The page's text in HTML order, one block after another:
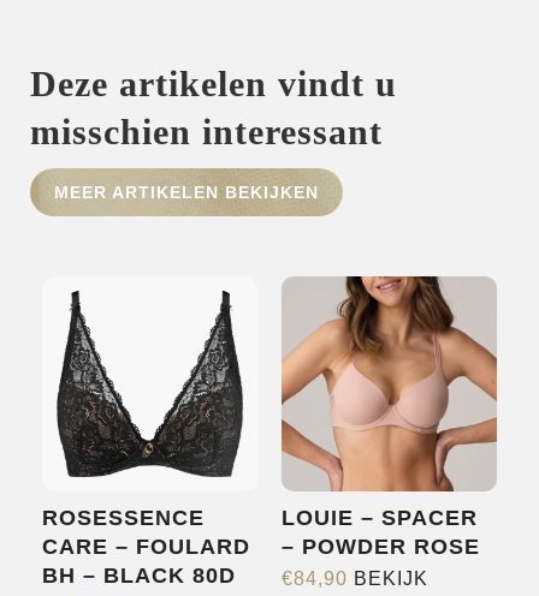
HOME
OVER ONS
MERKEN
NIEUWS
CONTACT
Deze artikelen vindt u
misschien interessant
MEER ARTIKELEN BEKIJKEN
ROSESSENCE
CARE – FOULARD
BH – BLACK 80D
LOUIE – SPACER
– POWDER ROSE
€84,90 BEKIJK